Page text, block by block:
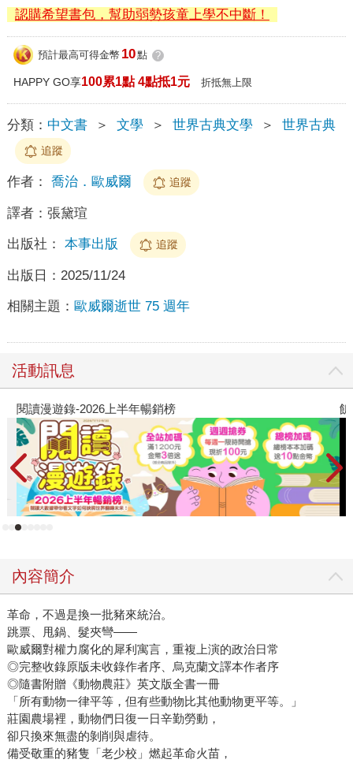
認購希望書包，幫助弱勢孩童上學不中斷！
預計最高可得金幣 10點 ?
HAPPY GO享100累1點 4點抵1元 折抵無上限
分類： 中文書 ＞ 文學 ＞ 世界古典文學 ＞ 世界古典
追蹤
作者： 喬治．歐威爾 追蹤
譯者： 張黛瑄
出版社： 本事出版 追蹤
出版日： 2025/11/24
相關主題： 歐威爾逝世 75 週年
活動訊息
閱讀漫遊錄-2026上半年暢銷榜
內容簡介
革命，不過是換一批豬來統治。
跳票、甩鍋、髮夾彎——
歐威爾對權力腐化的犀利寓言，重複上演的政治日常
◎完整收錄原版未收錄作者序、烏克蘭文譯本作者序
◎隨書附贈《動物農莊》英文版全書一冊
「所有動物一律平等，但有些動物比其他動物更平等。」
莊園農場裡，動物們日復一日辛勤勞動，
卻只換來無盡的剝削與虐待。
備受敬重的豬隻「老少校」燃起革命火苗，